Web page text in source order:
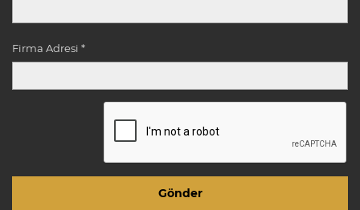
Firma Adresi *